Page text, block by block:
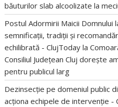
băuturilor slab alcoolizate la
Postul Adormirii Maicii Domnului
semnificații, tradiții și
echilibrată - ClujToday la
Consiliul Județean Cluj dorește
pentru publicul larg
Dezinsecție pe domeniul public
acționa echipele de intervenție -